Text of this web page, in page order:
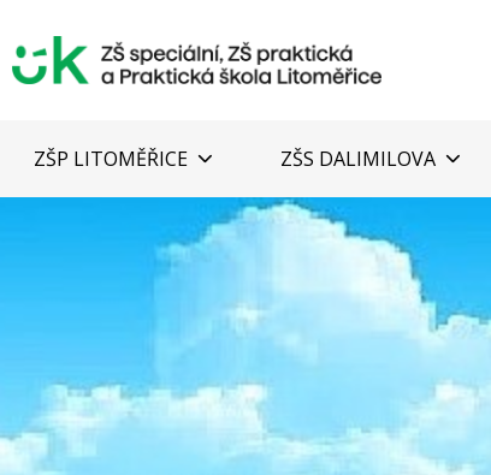
ZŠP LITOMĚŘICE ZŠS DALIMILOVA